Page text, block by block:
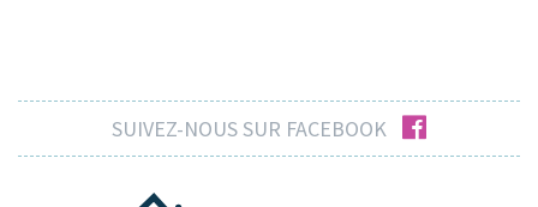
SUIVEZ-NOUS SUR FACEBOOK facebook